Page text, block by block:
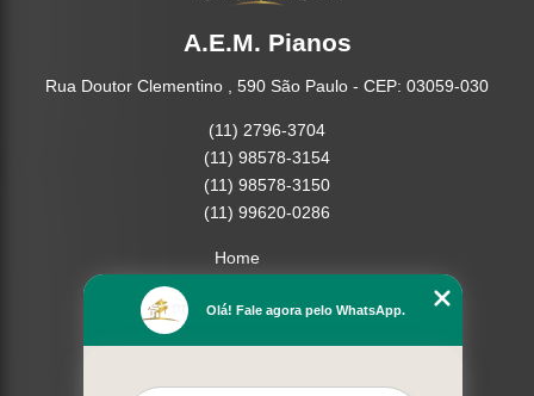
A.E.M. Pianos
Rua Doutor Clementino , 590 São Paulo - CEP: 03059-030
(11) 2796-3704
(11) 98578-3154
(11) 98578-3150
(11) 99620-0286
Home
Missão
Olá! Fale agora pelo WhatsApp.